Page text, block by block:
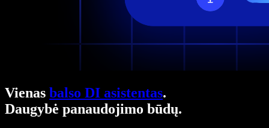
Vienas balso DI asistentas.
Daugybė panaudojimo būdų.